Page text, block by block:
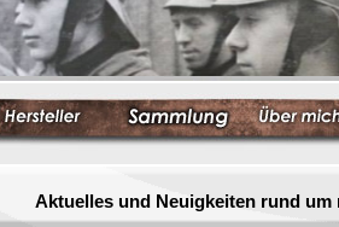
Aktuelles und Neuigkeiten rund um